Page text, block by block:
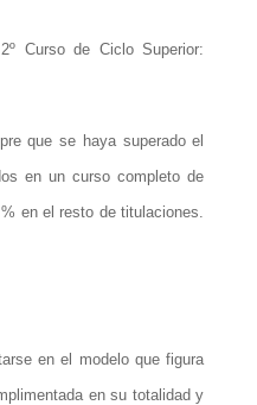
Curso de Ciclo Superior:
que se haya superado el
en un curso completo de
en el resto de titulaciones.
en el modelo que figura
en su totalidad y